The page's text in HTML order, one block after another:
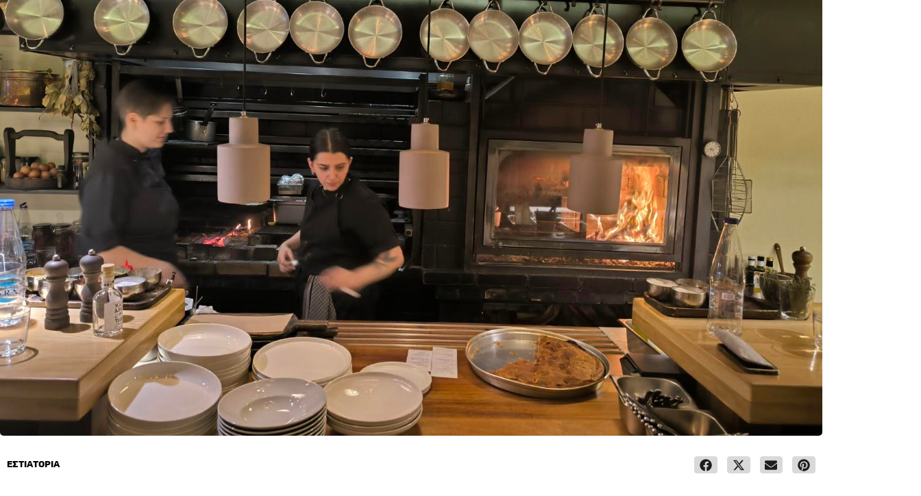
ΕΣΤΙΑΤΟΡΙΑ